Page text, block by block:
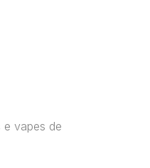
e vapes de